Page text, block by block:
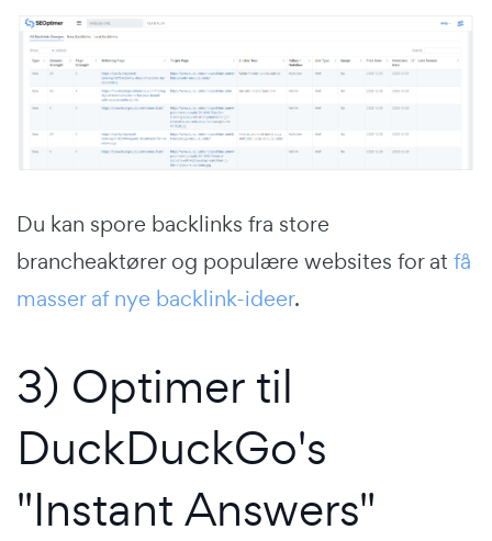
Du kan spore backlinks fra store
brancheaktører og populære websites for at få
masser af nye backlink-ideer.
3) Optimer til
DuckDuckGo's
"Instant Answers"